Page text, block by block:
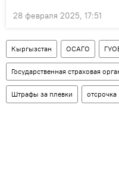
28 февраля 2025, 17:51
Кыргызстан ОСАГО
Государственная страховая
Штрафы за плевки отсрочка